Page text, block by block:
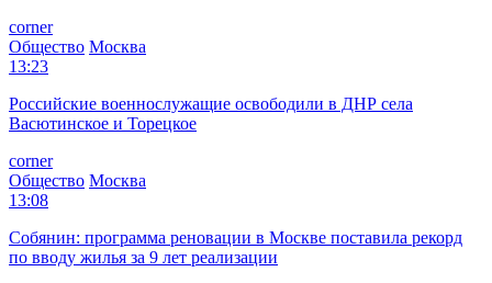
corner
Общество Москва
13:23
Российские военнослужащие освободили в ДНР села
Васютинское и Торецкое
corner
Общество Москва
13:08
Собянин: программа реновации в Москве поставила рекорд
по вводу жилья за 9 лет реализации